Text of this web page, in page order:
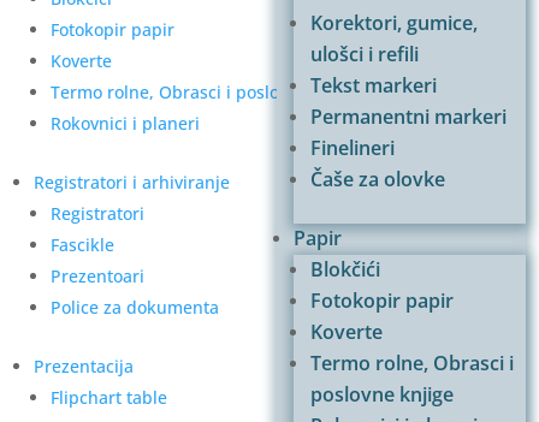
Korektori, gumice,
ulošci i refili
Tekst markeri
Permanentni markeri
Finelineri
Čaše za olovke
Papir
Blokčići
Fotokopir papir
Koverte
Termo rolne, Obrasci i
poslovne knjige
Fotokopir papir
Koverte
Termo rolne, Obrasci i poslovne knjige
Rokovnici i planeri
Registratori i arhiviranje
Registratori
Fascikle
Prezentoari
Police za dokumenta
Prezentacija
Flipchart table